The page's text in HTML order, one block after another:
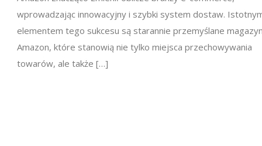
wprowadzając innowacyjny i szybki system dostaw.
elementem tego sukcesu są starannie przemyślane
Amazon, które stanowią nie tylko miejsca przechowywania
towarów, ale także […]